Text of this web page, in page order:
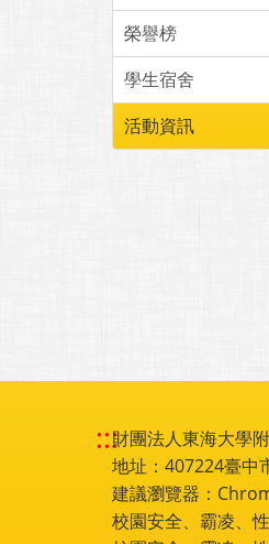
榮譽榜
學生宿舍
活動資訊
:::財團法人東海大學
地址：407224臺中
建議瀏覽器：
校園安全、霸凌、